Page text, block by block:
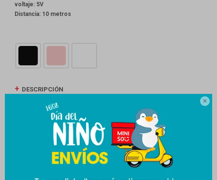

voltaje: 5V
Distancia: 10 metros
DESCRIPCIÓN
CAMBIOS Y DEVOLUCIONES
MEDIOS DE PAGO